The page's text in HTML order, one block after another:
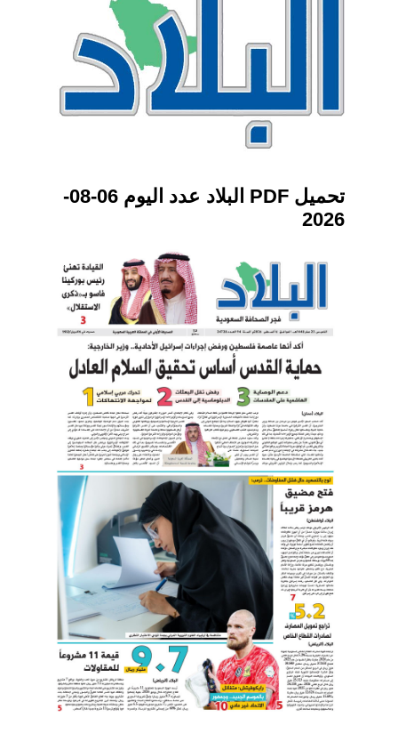
تحميل PDF البلاد عدد اليوم 06-08-
2026